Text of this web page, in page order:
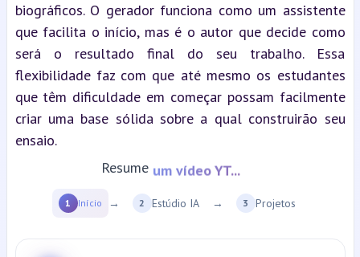
biográficos. O gerador funciona como um assistente
que facilita o início, mas é o autor que decide como
será o resultado final do seu trabalho. Essa
flexibilidade faz com que até mesmo os estudantes
que têm dificuldade em começar possam facilmente
criar uma base sólida sobre a qual construirão seu
ensaio.
1 Início → 2 Estúdio IA → 3 Projetos